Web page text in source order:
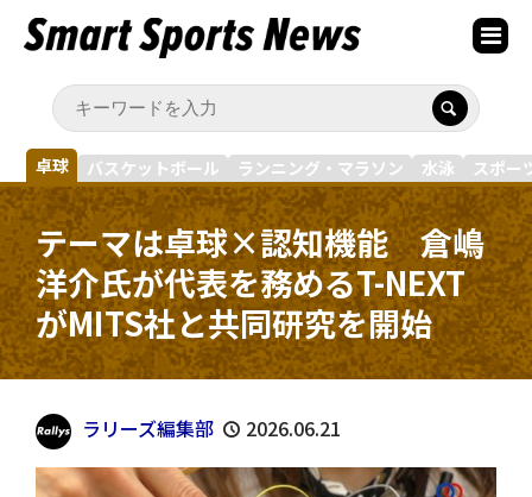
卓球 バスケットボール ランニング・マラソン 水泳 スポー
テーマは卓球×認知機能 倉嶋
洋介氏が代表を務めるT-NEXT
がMITS社と共同研究を開始
ラリーズ編集部 2026.06.21